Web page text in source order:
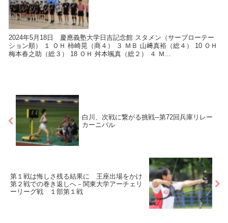
2024年5月18日 慶應義塾大学日吉記念館 スタメン（サーブローテー
ション順） １ ＯＨ 柿崎晃（商４） ３ ＭＢ 山﨑真裕（総４） 10 ＯＨ
梅本春之助（総３） 18 ＯＨ 舛本颯真（総２） ４ Ｍ...
白川、次戦に繋がる挑戦─第72回兵庫リレー
カーニバル
第１戦は悔しさ残る結果に 王座出場をかけ
第２戦での巻き返しへ－関東大学アーチェリ
ーリーグ戦 １部第１戦